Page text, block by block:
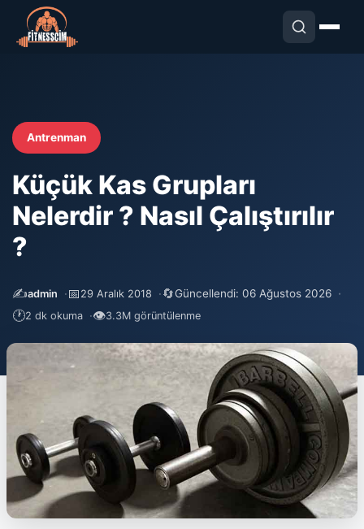
Antrenman
Küçük Kas Grupları
Nelerdir ? Nasıl Çalıştırılır
?
✍️admin 📅 29 Aralık 2018 🔄Güncellendi: 06 Ağustos 2026
🕐2 dk okuma 👁3.3M görüntülenme